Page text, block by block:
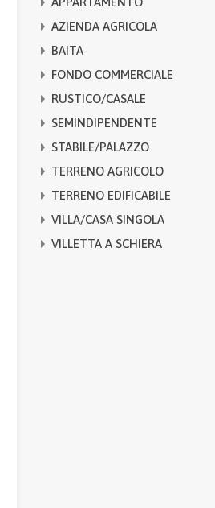
AZIENDA AGRICOLA
BAITA
FONDO COMMERCIALE
RUSTICO/CASALE
SEMINDIPENDENTE
STABILE/PALAZZO
TERRENO AGRICOLO
TERRENO EDIFICABILE
VILLA/CASA SINGOLA
VILLETTA A SCHIERA